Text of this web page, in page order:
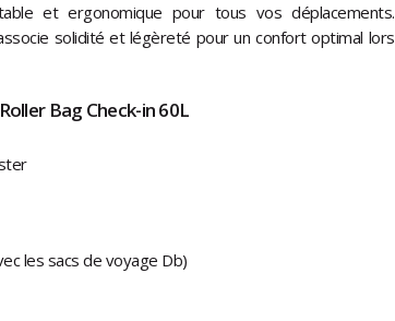
et ergonomique pour tous vos déplacements.
solidité et légèreté pour un confort optimal lors
Bag Check-in 60L
les sacs de voyage Db)